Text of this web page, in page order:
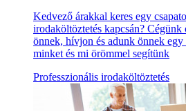
Kedvező árakkal keres egy
irodaköltöztetés kapcsán? Cégünk
önnek, hívjon és adunk önnek
minket és mi örömmel segítünk
Professzionális irodaköltöztetés